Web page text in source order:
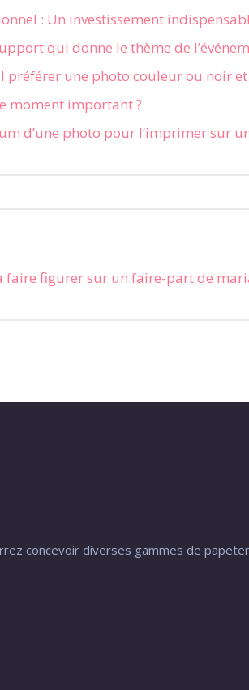
: Un investissement
qui donne le thème de
préférer une photo couleur ou noir et
moment important ?
d’une photo pour l’imprimer sur
faire figurer sur un faire-part de
concevoir diverses gammes de